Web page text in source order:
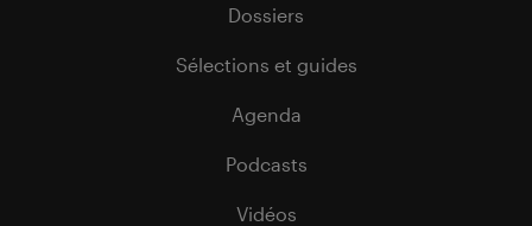
Dossiers
Sélections et guides
Agenda
Podcasts
Vidéos